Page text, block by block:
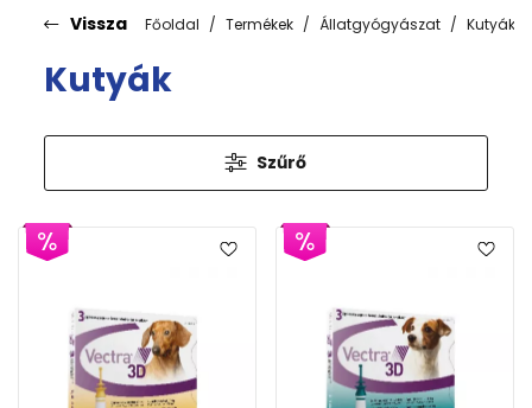
Vissza Főoldal Termékek Állatgyógyászat Kutyák
Kutyák
Szűrő